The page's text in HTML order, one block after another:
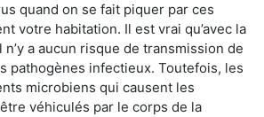
quand on se fait piquer par ces
votre habitation. Il est vrai qu’avec la
a aucun risque de transmission de
pathogènes infectieux. Toutefois, les
microbiens qui causent les
véhiculés par le corps de la